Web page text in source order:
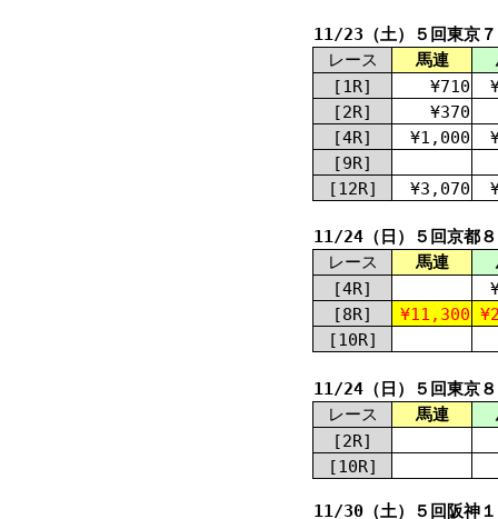
11/23（土）５回東京
レース
馬連
[1R]
¥710
[2R]
¥370
[4R]
¥1,000
[9R]
[12R]
¥3,070
11/24（日）５回京都
レース
馬連
[4R]
[8R]
¥11,300
[10R]
11/24（日）５回東京
レース
馬連
[2R]
[10R]
11/30（土）５回阪神